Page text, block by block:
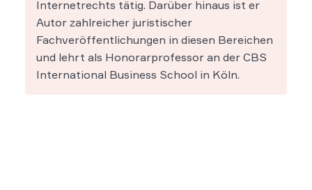
Internetrechts tätig. Darüber hinaus ist er
Autor zahlreicher juristischer
Fachveröffentlichungen in diesen Bereichen
und lehrt als Honorarprofessor an der CBS
International Business School in Köln.